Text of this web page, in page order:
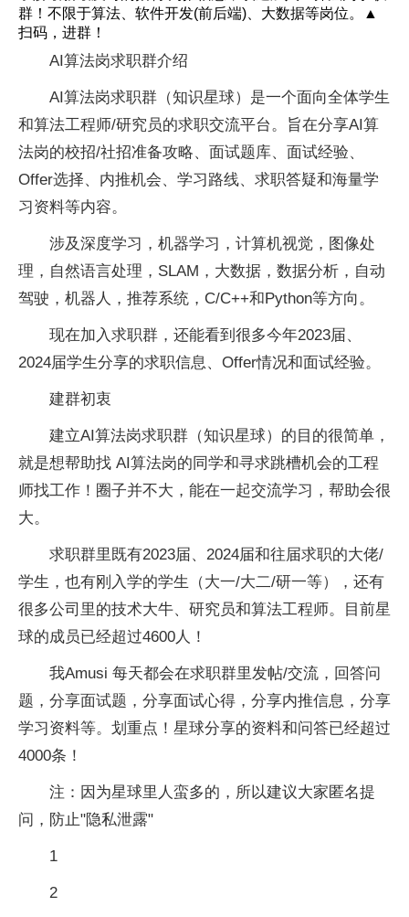
群！不限于算法、软件开发(前后端)、大数据等岗位。▲
扫码，进群！
AI算法岗求职群介绍
AI算法岗求职群（知识星球）是一个面向全体学生
和算法工程师/研究员的求职交流平台。旨在分享AI算
法岗的校招/社招准备攻略、面试题库、面试经验、
Offer选择、内推机会、学习路线、求职答疑和海量学
习资料等内容。
涉及深度学习，机器学习，计算机视觉，图像处
理，自然语言处理，SLAM，大数据，数据分析，自动
驾驶，机器人，推荐系统，C/C++和Python等方向。
现在加入求职群，还能看到很多今年2023届、
2024届学生分享的求职信息、Offer情况和面试经验。
建群初衷
建立AI算法岗求职群（知识星球）的目的很简单，
就是想帮助找 AI算法岗的同学和寻求跳槽机会的工程
师找工作！圈子并不大，能在一起交流学习，帮助会很
大。
求职群里既有2023届、2024届和往届求职的大佬/
学生，也有刚入学的学生（大一/大二/研一等），还有
很多公司里的技术大牛、研究员和算法工程师。目前星
球的成员已经超过4600人！
我Amusi 每天都会在求职群里发帖/交流，回答问
题，分享面试题，分享面试心得，分享内推信息，分享
学习资料等。划重点！星球分享的资料和问答已经超过
4000条！
注：因为星球里人蛮多的，所以建议大家匿名提
问，防止"隐私泄露"
1
2